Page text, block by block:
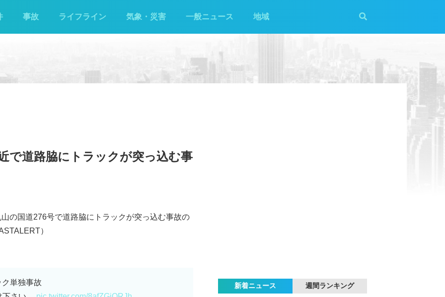
事故 ライフライン 気象・災害 一般ニュース 地域
で道路脇にトラックが突っ込む事
の国道276号で道路脇にトラックが突っ込む事故の
）
単独事故
新着ニュース 週間ランキング